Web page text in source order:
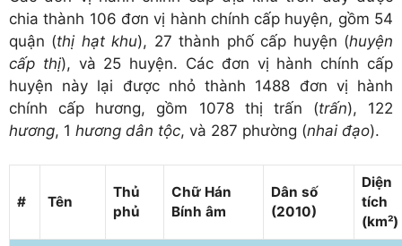
chia thành 106 đơn vị hành chính cấp huyện, gồm 54
quận (thị hạt khu), 27 thành phố cấp huyện (huyện
cấp thị), và 25 huyện. Các đơn vị hành chính cấp
huyện này lại được nhỏ thành 1488 đơn vị hành
chính cấp hương, gồm 1078 thị trấn (trấn), 122
hương, 1 hương dân tộc, và 287 phường (nhai đạo).
# Tên
Thủ
phủ
Chữ Hán
Bính âm
Dân số
(2010)
Diện
tích
(km²)